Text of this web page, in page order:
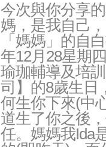
今次與你分享
媽，是我自己
「媽媽」的自
年12月28星期
瑜珈輔導及培
司】的8歲生日
何生你下來(中
道生了你之後
任。媽媽我Ida